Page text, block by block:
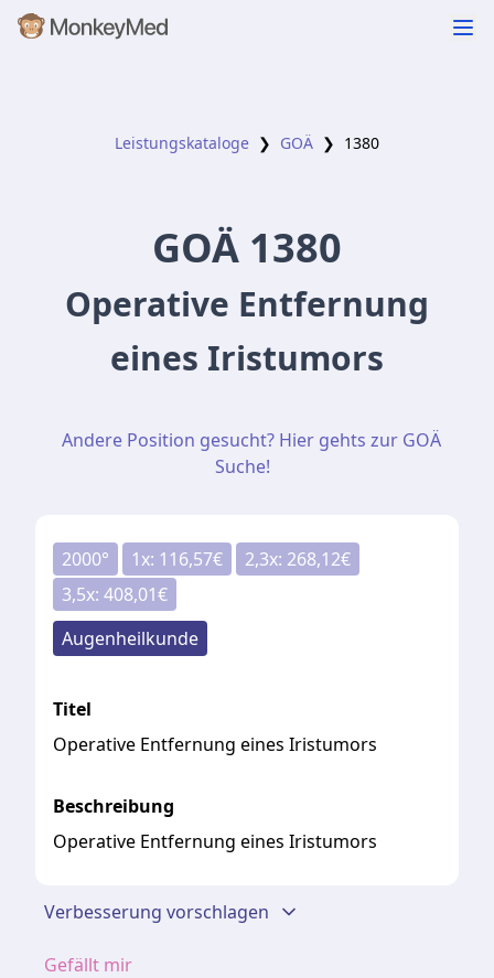
Leistungskataloge ❯ GOÄ ❯ 1380
GOÄ 1380
Operative Entfernung
eines Iristumors
Andere Position gesucht? Hier gehts zur GOÄ
Suche!
2000° 1x: 116,57€ 2,3x: 268,12€
3,5x: 408,01€
Augenheilkunde
Titel
Operative Entfernung eines Iristumors
Beschreibung
Operative Entfernung eines Iristumors
Verbesserung vorschlagen
Gefällt mir